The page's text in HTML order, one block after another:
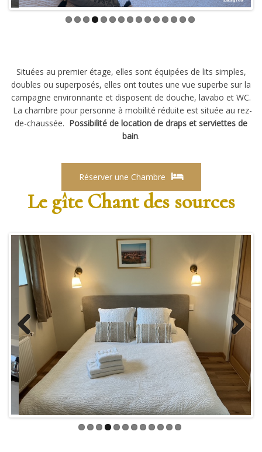
Situées au premier étage, elles sont équipées de lits simples,
doubles ou superposés, elles ont toutes une vue superbe sur la
campagne environnante et disposent de douche, lavabo et WC.
La chambre pour personne à mobilité réduite est située au rez-
de-chaussée. Possibilité de location de draps et serviettes de
bain.
Réserver une Chambre
Le gîte Chant des sources
Previous Next